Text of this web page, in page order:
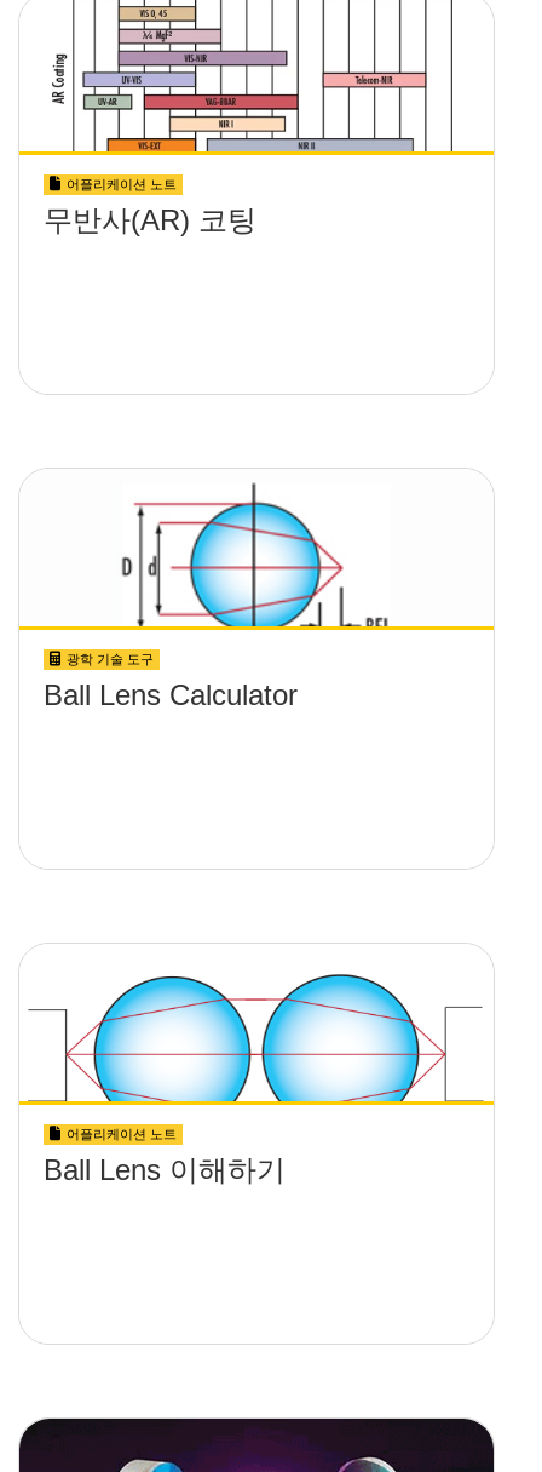
어플리케이션 노트
무반사(AR) 코팅
광학 기술 도구
Ball Lens Calculator
어플리케이션 노트
Ball Lens 이해하기